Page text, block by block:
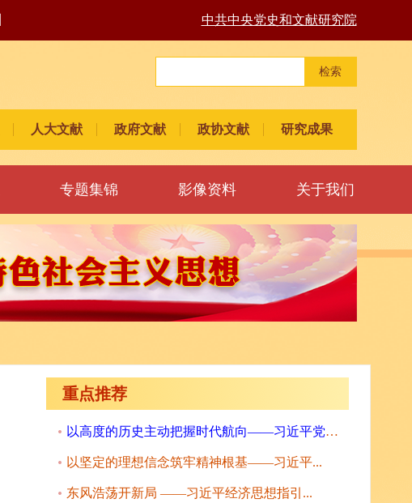
中共中央党史和文献研究院
检索
人大文献 政府文献 政协文献 研究成果
专题集锦 影像资料 关于我们
重点推荐
以高度的历史主动把握时代航向——习近平党建...
以坚定的理想信念筑牢精神根基——习近平...
东风浩荡开新局 ——习近平经济思想指引...